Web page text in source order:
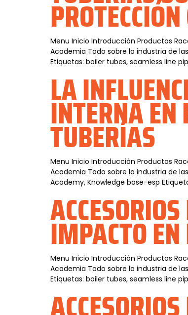
Menu Inicio Introducción Productos
Academia Todo sobre la industria de
Etiquetas: boiler tubes, seamless line
LA
INTERNA EN
TUBERÍAS
Menu Inicio Introducción Productos
Academia Todo sobre la industria de
Academy, Knowledge base-esp
IMPACTO
Menu Inicio Introducción Productos
Academia Todo sobre la industria de
Etiquetas: boiler tubes, seamless line